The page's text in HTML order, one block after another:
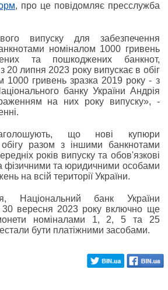
, про це повідомляє пресслужба
випуску для забезпечення
номіналом 1000 гривень
та пошкоджених банкнот,
20 липня 2023 року випускає в обіг
1000 гривень зразка 2019 року - з
банку України Андрія
на них року випуску», -
що нові купюри
разом з іншими банкнотами
років випуску та обов'язкові
фізичними та юридичними особами
на всій території України.
Національний банк України
вересня 2023 року включно ще
номіналами 1, 2, 5 та 25
бути платіжними засобами.